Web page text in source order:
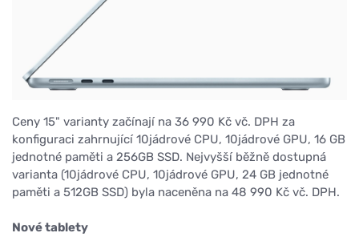
Ceny 15" varianty začínají na 36 990 Kč vč. DPH za
konfiguraci zahrnující 10jádrové CPU, 10jádrové GPU, 16 GB
jednotné paměti a 256GB SSD. Nejvyšší běžně dostupná
varianta (10jádrové CPU, 10jádrové GPU, 24 GB jednotné
paměti a 512GB SSD) byla naceněna na 48 990 Kč vč. DPH.
Nové tablety